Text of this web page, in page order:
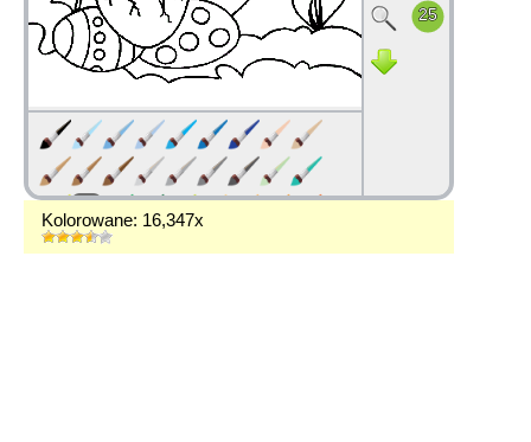
Kolorowane: 16,347x